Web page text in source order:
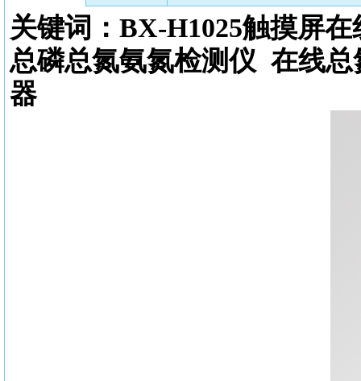
关键词：BX-H1025触摸屏
总磷总氮氨氮检测仪 在线总
器